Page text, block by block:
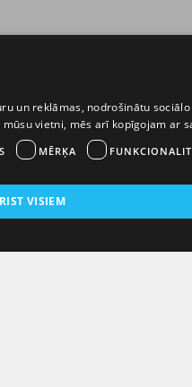
un reklāmas, nodrošinātu
vietni, mēs arī kopīgojam ar
MĒRĶA
VISIEM